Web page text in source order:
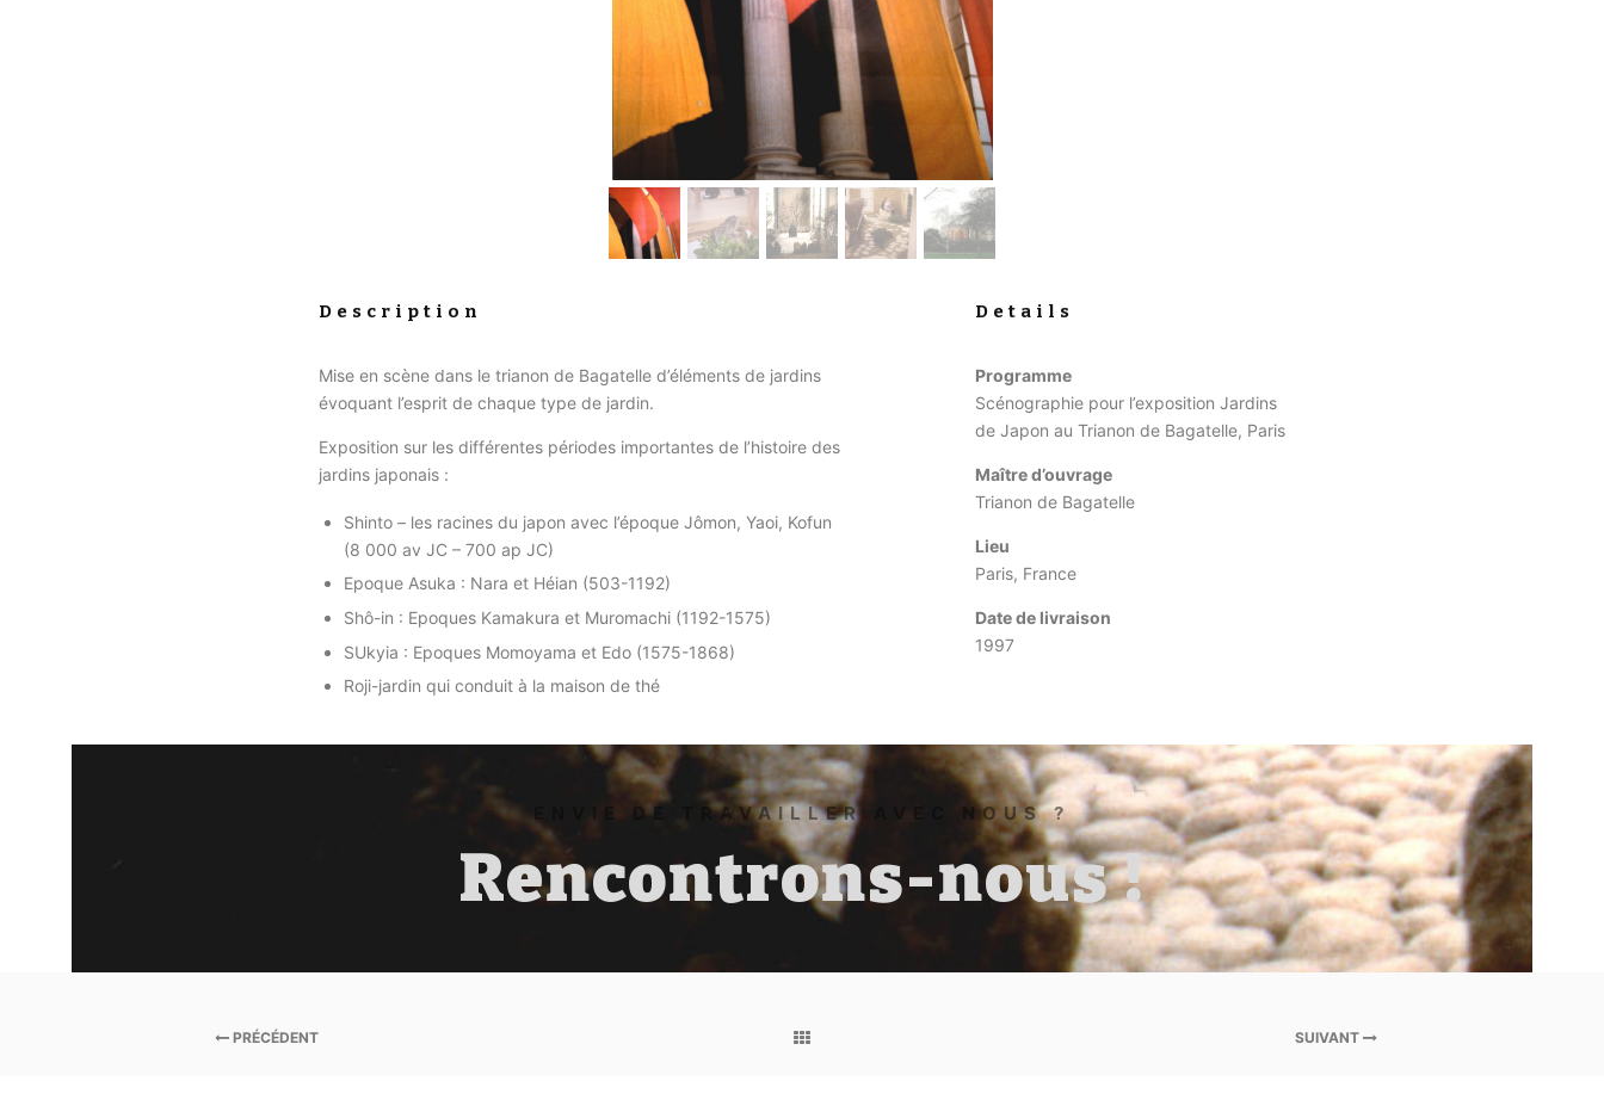
Description
Mise en scène dans le trianon de Bagatelle d’éléments de jardins
évoquant l’esprit de chaque type de jardin.
Exposition sur les différentes périodes importantes de l’histoire des
jardins japonais :
Shinto – les racines du japon avec l’époque Jômon, Yaoi, Kofun
(8 000 av JC – 700 ap JC)
Epoque Asuka : Nara et Héian (503-1192)
Shô-in : Epoques Kamakura et Muromachi (1192-1575)
SUkyia : Epoques Momoyama et Edo (1575-1868)
Roji-jardin qui conduit à la maison de thé
Details
Programme
Scénographie pour l’exposition Jardins
de Japon au Trianon de Bagatelle, Paris
Maître d’ouvrage
Trianon de Bagatelle
Lieu
Paris, France
Date de livraison
1997
ENVIE DE TRAVAILLER AVEC NOUS ?
Rencontrons-nous !
PRÉCÉDENT SUIVANT